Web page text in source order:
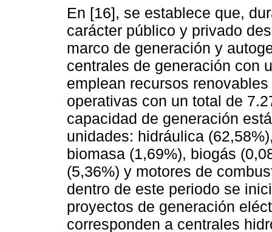
En [16], se establece que,
carácter público y privado
marco de generación y
centrales de generación con
emplean recursos
operativas con un total de
capacidad de generación
unidades: hidráulica
biomasa (1,69%), biogás
(5,36%) y motores de
dentro de este periodo se
proyectos de generación
corresponden a centrales